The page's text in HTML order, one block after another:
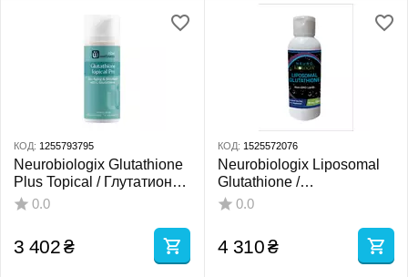
КОД: 1255793795
Neurobiologix Glutathione
Plus Topical / Глутатион
крем топический
0.0
3 402₴
КОД: 1525572076
Neurobiologix Liposomal
Glutathione /
Липосомальный
0.0
4 310₴